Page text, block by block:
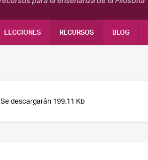
LECCIONES RECURSOS BLOG
Se descargarán 199.11 Kb